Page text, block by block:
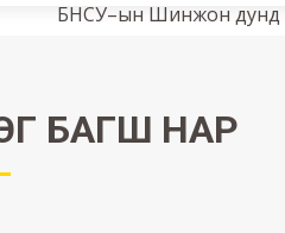
БНСУ–ын Шинжон дунд
БАГШ НАР